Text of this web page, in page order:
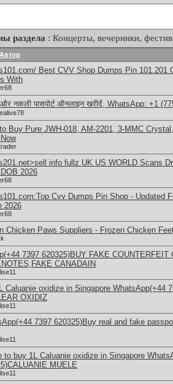
раздела : Концерты, вечеринки,
Автор
Best CVV Shop Dumps Pin 101.201
With
नकली पासपोर्ट ऑनलाइन खरीदें, WhatsApp: +1
Buy Pure JWH-018, AM-2201, 3-MMC
info fullz UK US WORLD Scans
2026
Cvv Dumps Pin Shop - Updated
2026
Chicken Paws Suppliers - Frozen Chicken
7397 620325)BUY FAKE COUNTERFEIT
CANADAIN
Caluanie oxidize in Singapore WhatsApp(+44
OXIDIZ
7397 620325)Buy real and fake
to buy 1L Caluanie oxidize in Singapore
MUELE